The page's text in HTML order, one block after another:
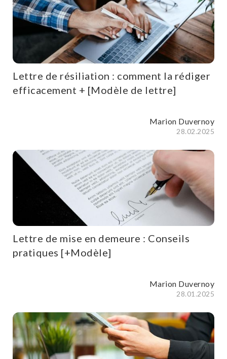
Lettre de résiliation : comment la rédiger
efficacement + [Modèle de lettre]
Marion Duvernoy
28.02.2025
Lettre de mise en demeure : Conseils
pratiques [+Modèle]
Marion Duvernoy
28.01.2025